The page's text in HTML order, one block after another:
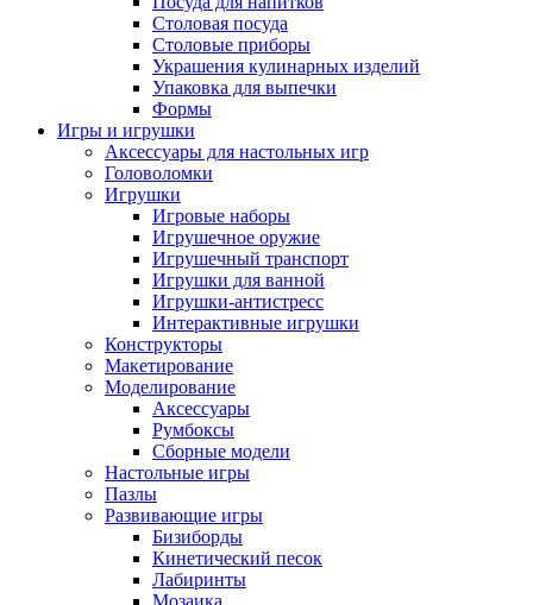
Столовая посуда
Столовые приборы
Украшения кулинарных изделий
Упаковка для выпечки
Формы
Игры и игрушки
Аксессуары для настольных игр
Головоломки
Игрушки
Игровые наборы
Игрушечное оружие
Игрушечный транспорт
Игрушки для ванной
Игрушки-антистресс
Интерактивные игрушки
Конструкторы
Макетирование
Моделирование
Аксессуары
Румбоксы
Сборные модели
Настольные игры
Пазлы
Развивающие игры
Бизиборды
Кинетический песок
Лабиринты
Мозаика